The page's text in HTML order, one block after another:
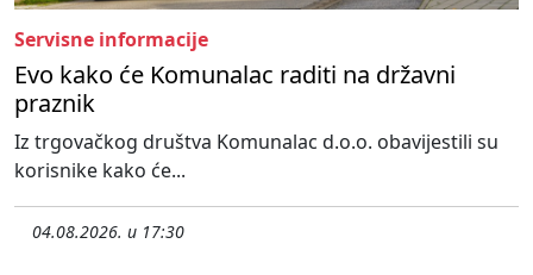
Servisne informacije
Evo kako će Komunalac raditi na državni
praznik
Iz trgovačkog društva Komunalac d.o.o. obavijestili su
korisnike kako će...
04.08.2026. u 17:30